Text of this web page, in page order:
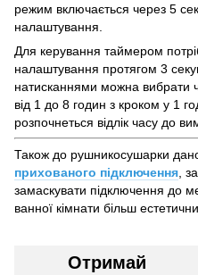
режим включається через 5
налаштування.
Для керування таймером
налаштування протягом 3
натисканнями можна вибрати
від 1 до 8 годин з кроком у 1
розпочнеться відлік часу до
Також до рушникосушарки
прихованого підключення,
замаскувати підключення до
ванної кімнати більш
Отримай